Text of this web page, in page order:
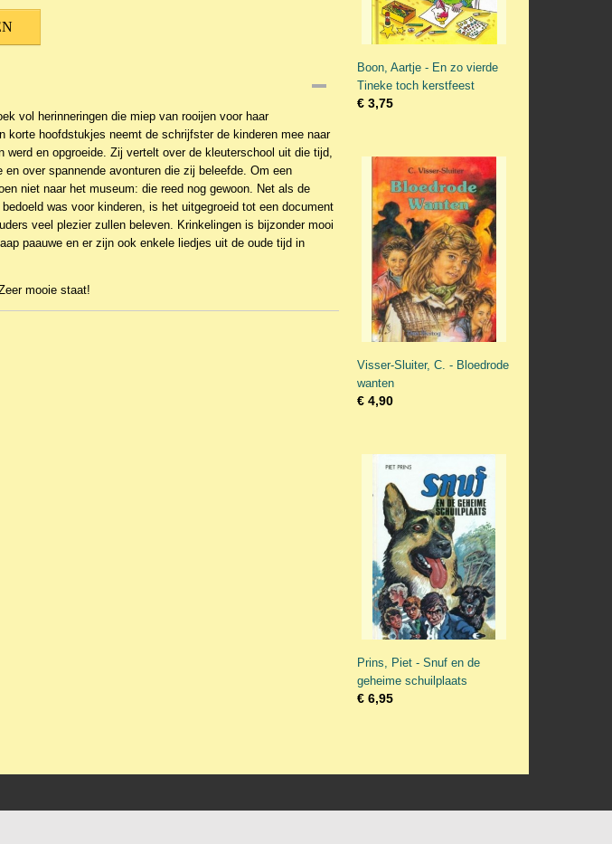
vol herinneringen die miep van rooijen voor haar
korte hoofdstukjes neemt de schrijfster de kinderen mee naar
werd en opgroeide. Zij vertelt over de kleuterschool uit die tijd,
en over spannende avonturen die zij beleefde. Om een
niet naar het museum: die reed nog gewoon. Net als de
was voor kinderen, is het uitgegroeid tot een document
veel plezier zullen beleven. Krinkelingen is bijzonder mooi
paauwe en er zijn ook enkele liedjes uit de oude tijd in
mooie staat!
Boon, Aartje - En zo vierde
Tineke toch kerstfeest
€ 3,75
Visser-Sluiter, C. - Bloedrode
wanten
€ 4,90
Prins, Piet - Snuf en de
geheime schuilplaats
€ 6,95